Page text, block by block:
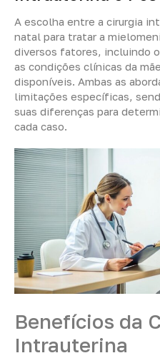
A escolha entre a cirurgia
natal para tratar a
diversos fatores, incluindo
as condições clínicas da
disponíveis. Ambas as
limitações específicas,
suas diferenças para
cada caso.
Benefícios da
Intrauterina